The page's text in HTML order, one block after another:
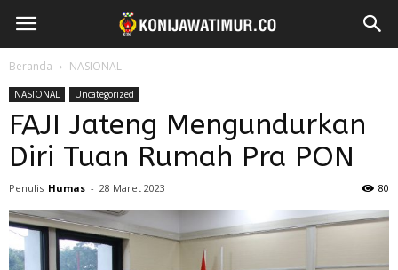
Beranda NASIONAL
NASIONAL Uncategorized
FAJI Jateng Mengundurkan
Diri Tuan Rumah Pra PON
Penulis Humas - 28 Maret 2023 80